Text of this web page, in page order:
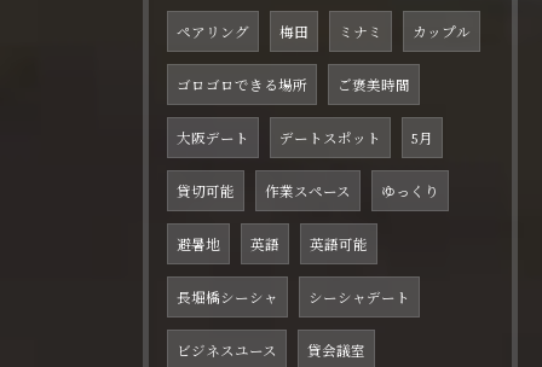
ペアリング 梅田 ミナミ カップル
ゴロゴロできる場所 ご褒美時間
大阪デート デートスポット 5月
貸切可能 作業スペース ゆっくり
避暑地 英語 英語可能
長堀橋シーシャ シーシャデート
ビジネスユース 貸会議室